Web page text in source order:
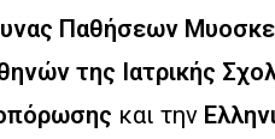
Παθήσεων
της Ιατρικής
και την